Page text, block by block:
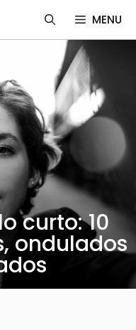
MENU
curto: 10
ondulados